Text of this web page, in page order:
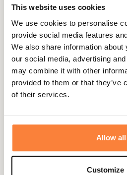
This website uses cookies
We use cookies to personalise
provide social media features
We also share information
our social media, advertising
may combine it with other
provided to them or that they’ve
of their services.
Allow all
Customize
Samenstelling 0
Kleuren Groen
Geslacht Mannen
Materiaal polyester,
Technologie Polygynie
Questions